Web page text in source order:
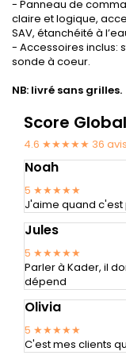
- Panneau de
claire et logique,
SAV, étanchéité à
- Accessoires inclus:
sonde à coeur.
NB: livré sans grilles.
Score Global
4.6 ★★★★★ 36 avis
Noah
5 ★★★★★
J'aime quand c'est
Jules
5 ★★★★★
Parler à Kader, il
dépend
Olivia
5 ★★★★★
C'est mes clients